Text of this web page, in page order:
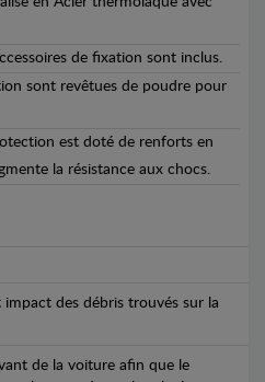
de fixation sont inclus.
sont revêtues de poudre pour
est doté de renforts en
la résistance aux chocs.
des débris trouvés sur la
de la voiture afin que le